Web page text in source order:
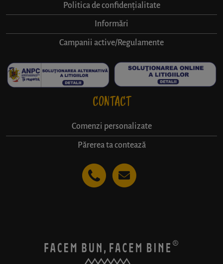
Politica de confidențialitate
Informări
Campanii active/Regulamente
CONTACT
Comenzi personalizate
Părerea ta contează